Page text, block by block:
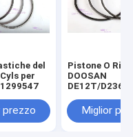
del
per
prezzo
Pistone O
DOOSAN
DE12T/D2366
componenti
motore
Miglior